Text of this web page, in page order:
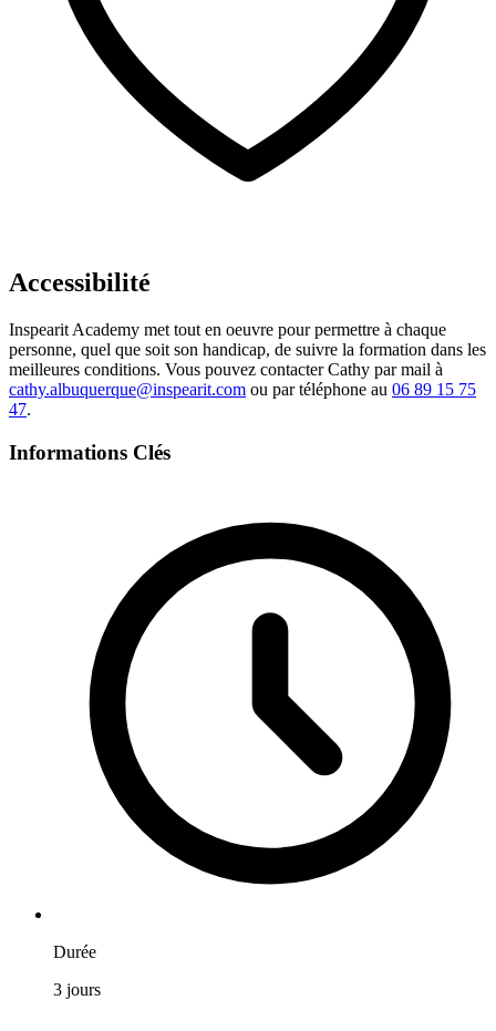
Accessibilité
Inspearit Academy met tout en oeuvre pour permettre à chaque
personne, quel que soit son handicap, de suivre la formation dans les
meilleures conditions. Vous pouvez contacter Cathy par mail à
cathy.albuquerque@inspearit.com ou par téléphone au 06 89 15 75
47.
Informations Clés
Durée
3 jours